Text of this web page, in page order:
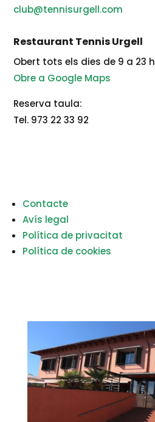
club@tennisurgell.com
Restaurant Tennis Urgell
Obert tots els dies de 9 a 23 h
Obre a Google Maps
Reserva taula:
Tel. 973 22 33 92
Contacte
Avís legal
Política de privacitat
Política de cookies